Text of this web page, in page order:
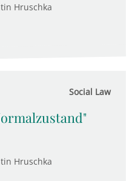
Hruschka
Social Law
Hruschka